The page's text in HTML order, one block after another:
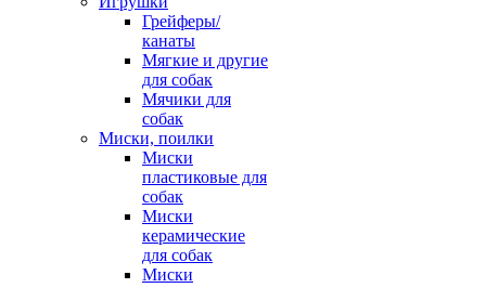
Грейферы/
канаты
Мягкие и другие
для собак
Мячики для
собак
Миски, поилки
Миски
пластиковые для
собак
Миски
керамические
для собак
Миски